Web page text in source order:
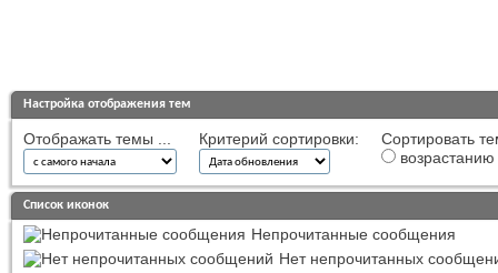
Настройка отображения тем
Отображать темы ... Критерий сортировки:
Сортировать
возрастанию
Список иконок
Непрочитанные сообщения
Нет непрочитанных